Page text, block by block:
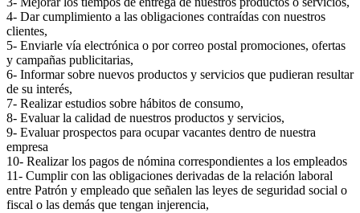
4- Dar cumplimiento a las obligaciones contraídas con nuestros
clientes,
5- Enviarle vía electrónica o por correo postal promociones, ofertas
y campañas publicitarias,
6- Informar sobre nuevos productos y servicios que pudieran resultar
de su interés,
7- Realizar estudios sobre hábitos de consumo,
8- Evaluar la calidad de nuestros productos y servicios,
9- Evaluar prospectos para ocupar vacantes dentro de nuestra
empresa
10- Realizar los pagos de nómina correspondientes a los empleados
11- Cumplir con las obligaciones derivadas de la relación laboral
entre Patrón y empleado que señalen las leyes de seguridad social o
fiscal o las demás que tengan injerencia,